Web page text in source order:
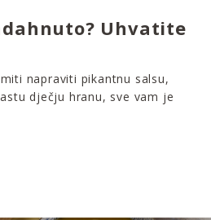
Uhvatite
napraviti pikantnu salsu,
dječju hranu, sve vam je